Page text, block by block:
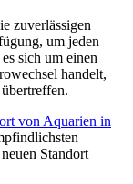
zuverlässigen
um jeden
sich um einen
handelt,
von Aquarien in
Standort